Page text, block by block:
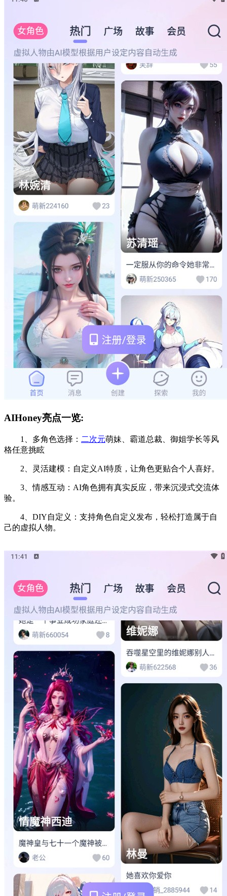
AIHoney亮点一览:
1、多角色选择： 二次元萌妹、霸道总裁、御姐学长等风
格任意挑眩
2、灵活建模：自定义AI特质，让角色更贴合个人喜好。
3、情感互动：AI角色拥有真实反应，带来沉浸式交流体
验。
4、DIY自定义：支持角色自定义发布，轻松打造属于自
己的虚拟人物。